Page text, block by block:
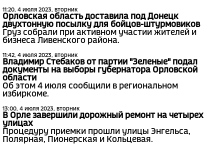
11:20, 4 июля 2023, вторник
Орловская область доставила под Донецк
двухтонную посылку для бойцов-штурмовиков
Груз собрали при активном участии жителей и
бизнеса Ливенского района.
11:42, 4 июля 2023, вторник
Владимир Стебаков от партии "Зеленые" подал
документы на выборы губернатора Орловской
области
Об этом 4 июля сообщили в региональном
избиркоме.
13:00, 4 июля 2023, вторник
В Орле завершили дорожный ремонт на четырех
улицах
Процедуру приемки прошли улицы Энгельса,
Полярная, Пионерская и Кольцевая.